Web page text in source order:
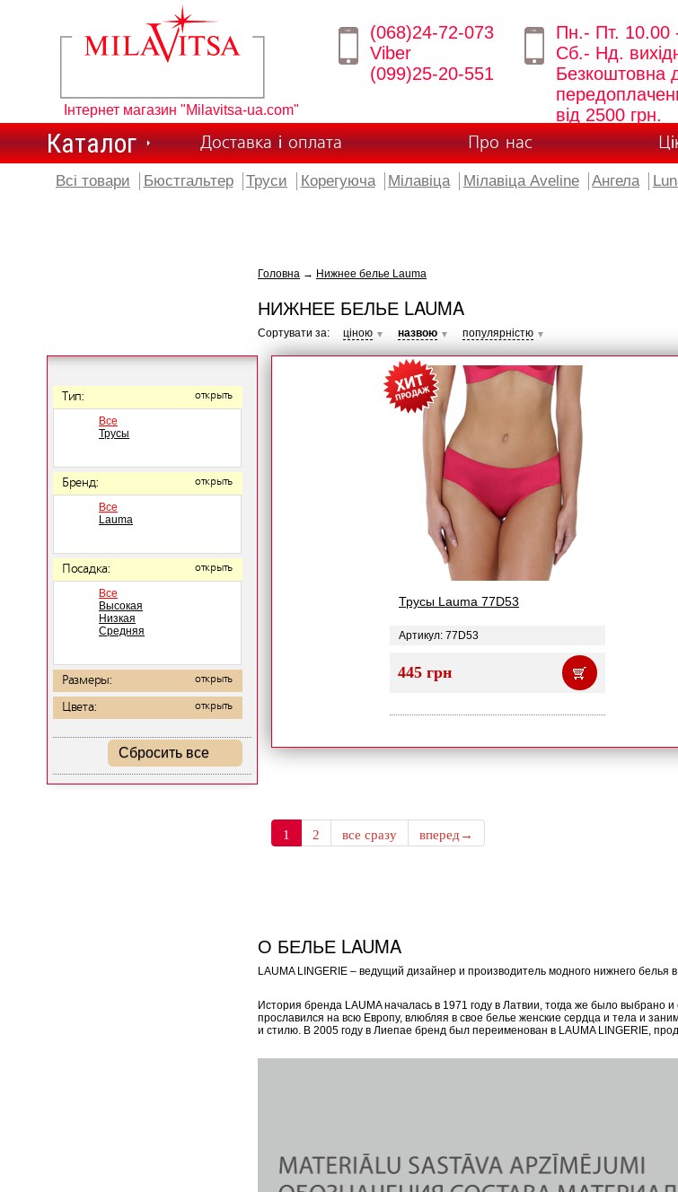
Інтернет магазин "Milavitsa-ua.com"
(068)24-72-073
Viber
(099)25-20-551
Пн.- Пт. 10.00
Сб.- Нд.
Безкоштовна
від 2500 грн.
Каталог Доставка і оплата Про нас
Всі товари Бюстгальтер Труси Корегуюча Мілавіца Мілавіца Aveline Ангела
Тип: открыть
Все
Трусы
Бренд: открыть
Все
Lauma
Посадка: открыть
Все
Высокая
Низкая
Средняя
Размеры: открыть
Цвета: открыть
Сбросить все
Головна → Нижнее белье Lauma
НИЖНЕЕ БЕЛЬЕ LAUMA
Сортувати за: ціною ▼ назвою ▼ популярністю ▼
Трусы Lauma 77D53
Артикул: 77D53
445 грн
1 2 все сразу вперед→
О БЕЛЬЕ LAUMA
LAUMA LINGERIE – ведущий дизайнер и производитель модного нижнего
История бренда LAUMA началась в 1971 году в Латвии, тогда же было
прославился на всю Европу, влюбляя в свое белье женские сердца и тела и
и стилю. В 2005 году в Лиепае бренд был переименован в LAUMA LINGERIE,